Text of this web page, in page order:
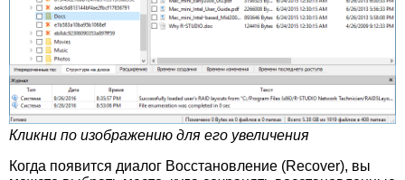
Кликни по изображению для его увеличения
Когда появится диалог Восстановление (Recover), вы